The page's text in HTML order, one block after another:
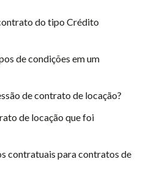
do tipo Crédito
de condições em um
de contrato de locação?
de locação que foi
contratuais para contratos de